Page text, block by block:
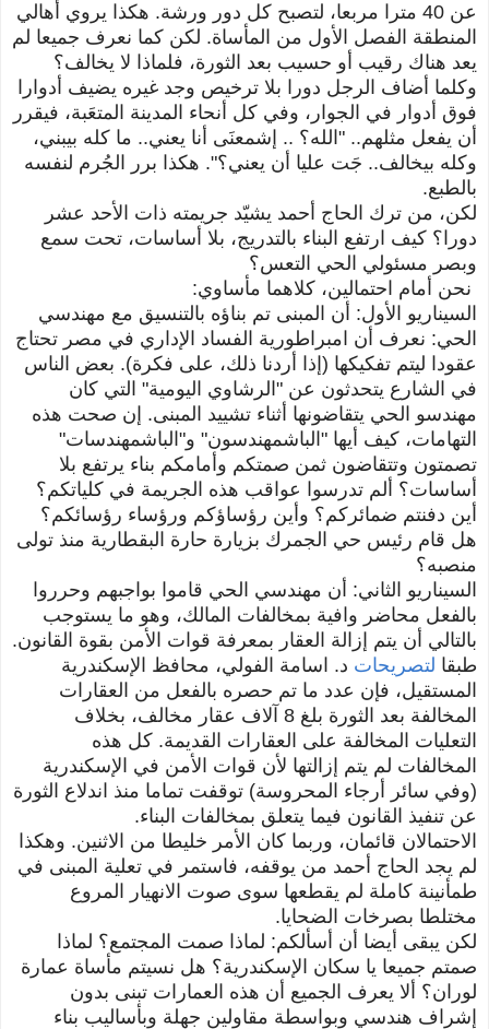
عن 40 مترا مربعا، لتصبح كل دور ورشة. هكذا يروي أهالي
المنطقة الفصل الأول من المأساة. لكن كما نعرف جميعا لم
يعد هناك رقيب أو حسيب بعد الثورة، فلماذا لا يخالف؟
وكلما أضاف الرجل دورا بلا ترخيص وجد غيره يضيف أدوارا
فوق أدوار في الجوار، وفي كل أنحاء المدينة المتعَبة، فيقرر
أن يفعل مثلهم.. "الله؟ .. إشمعنَى أنا يعني.. ما كله بيبني،
وكله بيخالف.. جَت عليا أن يعني؟". هكذا برر الجُرم لنفسه
بالطبع.
لكن، من ترك الحاج أحمد يشيّد جريمته ذات الأحد عشر
دورا؟ كيف ارتفع البناء بالتدريج، بلا أساسات، تحت سمع
وبصر مسئولي الحي التعس؟
نحن أمام احتمالين، كلاهما مأساوي:
السيناريو الأول: أن المبنى تم بناؤه بالتنسيق مع مهندسي
الحي: نعرف أن امبراطورية الفساد الإداري في مصر تحتاج
عقودا ليتم تفكيكها (إذا أردنا ذلك، على فكرة). بعض الناس
في الشارع يتحدثون عن "الرشاوي اليومية" التي كان
مهندسو الحي يتقاضونها أثناء تشييد المبنى. إن صحت هذه
التهامات، كيف أيها "الباشمهندسون" و"الباشمهندسات"
تصمتون وتتقاضون ثمن صمتكم وأمامكم بناء يرتفع بلا
أساسات؟ ألم تدرسوا عواقب هذه الجريمة في كلياتكم؟
أين دفنتم ضمائركم؟ وأين رؤساؤكم ورؤساء رؤسائكم؟
هل قام رئيس حي الجمرك بزيارة حارة البقطارية منذ تولى
منصبه؟
السيناريو الثاني: أن مهندسي الحي قاموا بواجبهم وحرروا
بالفعل محاضر وافية بمخالفات المالك، وهو ما يستوجب
بالتالي أن يتم إزالة العقار بمعرفة قوات الأمن بقوة القانون.
طبقا لتصريحات د. اسامة الفولي، محافظ الإسكندرية
المستقيل، فإن عدد ما تم حصره بالفعل من العقارات
المخالفة بعد الثورة بلغ 8 آلاف عقار مخالف، بخلاف
التعليات المخالفة على العقارات القديمة. كل هذه
المخالفات لم يتم إزالتها لأن قوات الأمن في الإسكندرية
(وفي سائر أرجاء المحروسة) توقفت تماما منذ اندلاع الثورة
عن تنفيذ القانون فيما يتعلق بمخالفات البناء.
الاحتمالان قائمان، وربما كان الأمر خليطا من الاثنين. وهكذا
لم يجد الحاج أحمد من يوقفه، فاستمر في تعلية المبنى في
طمأنينة كاملة لم يقطعها سوى صوت الانهيار المروع
مختلطا بصرخات الضحايا.
لكن يبقى أيضا أن أسألكم: لماذا صمت المجتمع؟ لماذا
صمتم جميعا يا سكان الإسكندرية؟ هل نسيتم مأساة عمارة
لوران؟ ألا يعرف الجميع أن هذه العمارات تبنى بدون
إشراف هندسي وبواسطة مقاولين جهلة وبأساليب بناء